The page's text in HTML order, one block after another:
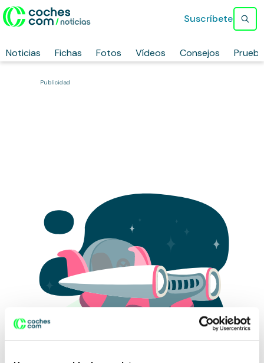
Noticias Fichas Fotos Vídeos Consejos
Suscríbete
Publicidad